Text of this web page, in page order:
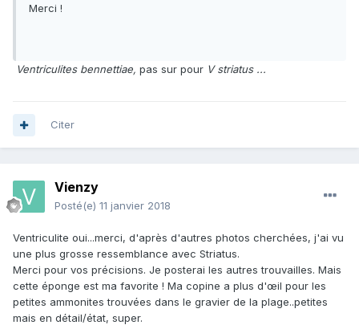
Merci !
Ventriculites bennettiae, pas sur pour V striatus ...
Citer
Vienzy
Posté(e) 11 janvier 2018
Ventriculite oui...merci, d'après d'autres photos cherchées, j'ai vu
une plus grosse ressemblance avec Striatus.
Merci pour vos précisions. Je posterai les autres trouvailles. Mais
cette éponge est ma favorite ! Ma copine a plus d'œil pour les
petites ammonites trouvées dans le gravier de la plage..petites
mais en détail/état, super.